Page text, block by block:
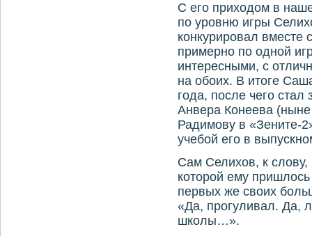
С его приходом в
по уровню игры
конкурировал
примерно по одной
интересными, с
на обоих. В итоге
года, после чего стал
Анвера Конеева
Радимову в «Зените-
учебой его в
Сам Селихов, к слову,
которой ему
первых же своих
«Да, прогуливал. Да,
школы…».